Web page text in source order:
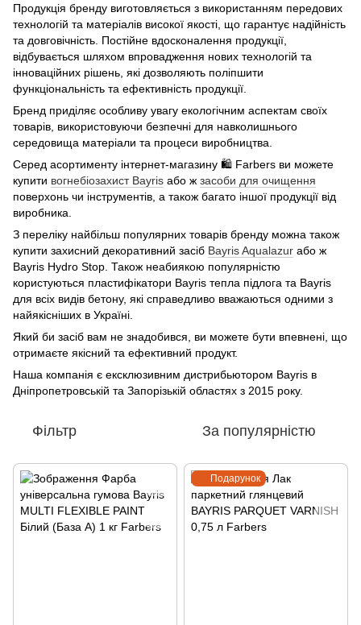
Продукція бренду виготовляється з використанням передових
технологій та матеріалів високої якості, що гарантує надійність
та довговічність. Постійне вдосконалення продукції,
відбувається шляхом впровадження нових технологій та
інноваційних рішень, які дозволяють поліпшити
функціональність та ефективність продукції.
Бренд приділяє особливу увагу екологічним аспектам своїх
товарів, використовуючи безпечні для навколишнього
середовища матеріали та процеси виробництва.
Серед асортименту інтернет-магазину 🛍️ Farbers ви можете
купити вогнебіозахист Bayris або ж засоби для очищення
поверхонь чи інструментів, а також багато іншої продукції від
виробника.
З переліку найбільш популярних товарів бренду можна також
купити захисний декоративний засіб Bayris Aqualazur або ж
Bayris Hydro Stop. Також неабиякою популярністю
користуються пластифікатори Bayris тепла підлога та Bayris
для всіх видів бетону, які справедливо вважаються одними з
найякісніших в Україні.
Який би засіб вам не знадобився, ви можете бути впевнені, що
отримаєте якісний та ефективний продукт.
Наша компанія є ексклюзивним дистрибьютором Bayris в
Дніпропетровській та Запорізькій областях з 2015 року.
Фільтр За популярністю
Подарунок